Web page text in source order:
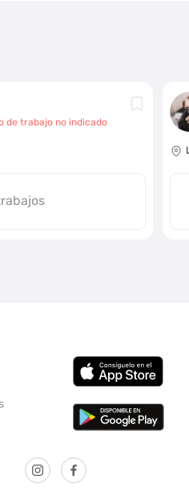
de trabajo no indicado